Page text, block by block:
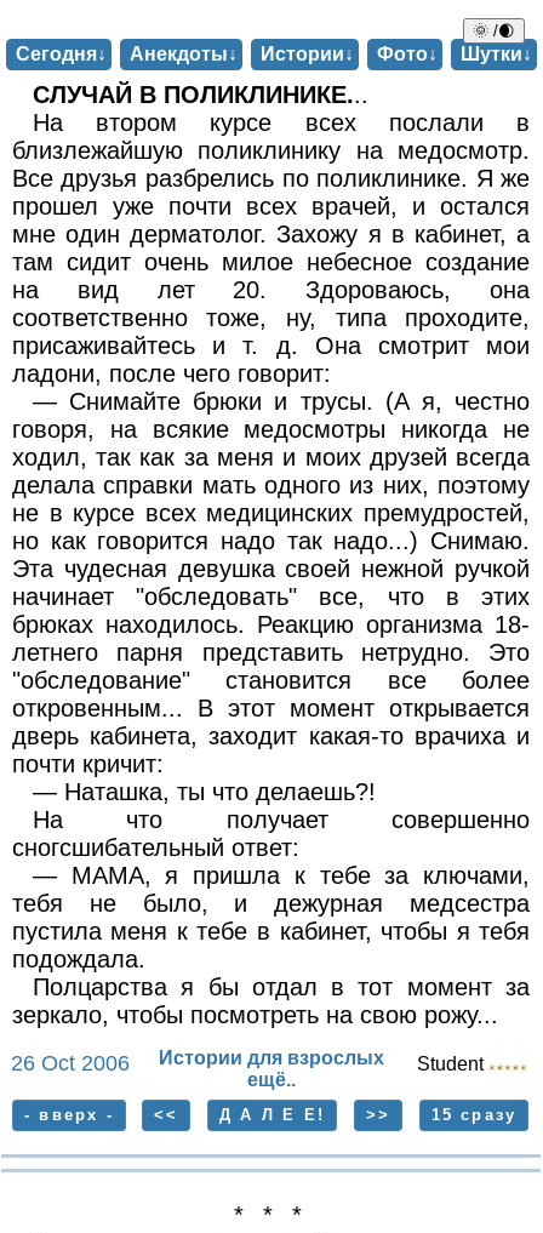
🌞 /🌒
Сегодня↓ Анекдоты↓ Истории↓ Фото↓ Шутки↓
СЛУЧАЙ В ПОЛИКЛИНИКЕ...
На втором курсе всех послали в
близлежайшую поликлинику на медосмотр.
Все друзья разбрелись по поликлинике. Я же
прошел уже почти всех врачей, и остался
мне один дерматолог. Захожу я в кабинет, а
там сидит очень милое небесное создание
на вид лет 20. Здороваюсь, она
соответственно тоже, ну, типа проходите,
присаживайтесь и т. д. Она смотрит мои
ладони, после чего говорит:
— Снимайте брюки и трусы. (А я, честно
говоря, на всякие медосмотры никогда не
ходил, так как за меня и моих друзей всегда
делала справки мать одного из них, поэтому
не в курсе всех медицинских премудростей,
но как говорится надо так надо...) Снимаю.
Эта чудесная девушка своей нежной ручкой
начинает "обследовать" все, что в этих
брюках находилось. Реакцию организма 18-
летнего парня представить нетрудно. Это
"обследование" становится все более
откровенным... В этот момент открывается
дверь кабинета, заходит какая-то врачиха и
почти кричит:
— Наташка, ты что делаешь?!
На что получает совершенно
сногсшибательный ответ:
— МАМА, я пришла к тебе за ключами,
тебя не было, и дежурная медсестра
пустила меня к тебе в кабинет, чтобы я тебя
подождала.
Полцарства я бы отдал в тот момент за
зеркало, чтобы посмотреть на свою рожу...
26 Oct 2006
Истории для взрослых
ещё..
Student
- вверх - << Д А Л Е Е! >> 15 сразу
* * *